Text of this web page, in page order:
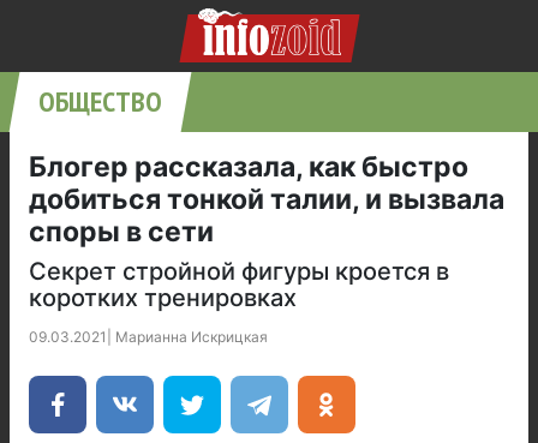
ОБЩЕСТВО
Блогер рассказала, как быстро
добиться тонкой талии, и вызвала
споры в сети
Секрет стройной фигуры кроется в
коротких тренировках
09.03.2021 Марианна Искрицкая